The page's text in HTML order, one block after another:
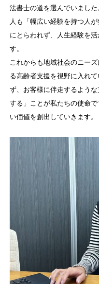
法書士の道を選んでいまし
人も「幅広い経験を持つ人
にとらわれず、人生経験を
す。
これからも地域社会のニー
る高齢者支援を視野に入れ
ず、お客様に伴走するよう
する」ことが私たちの使命
い価値を創出していきます。